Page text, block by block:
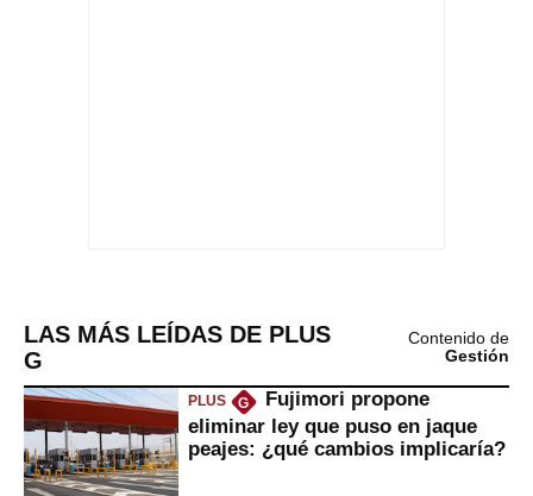
LAS MÁS LEÍDAS DE PLUS
G
Contenido de
Gestión
PLUS G
Fujimori propone
eliminar ley que puso en jaque
peajes: ¿qué cambios implicaría?